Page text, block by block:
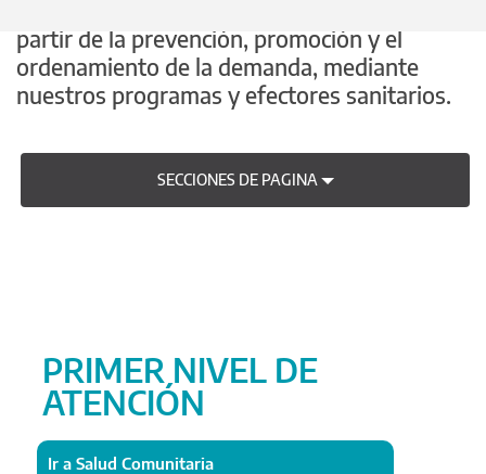
partir de la prevención, promoción y el
ordenamiento de la demanda, mediante
nuestros programas y efectores sanitarios.
SECCIONES DE PAGINA
PRIMER NIVEL DE
ATENCIÓN
Ir a Salud Comunitaria